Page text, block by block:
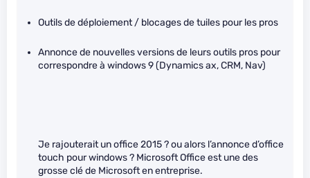
Outils de déploiement / blocages de tuiles pour les pros
Annonce de nouvelles versions de leurs outils pros pour
correspondre à windows 9 (Dynamics ax, CRM, Nav)
Je rajouterait un office 2015 ? ou alors l’annonce d’office
touch pour windows ? Microsoft Office est une des
grosse clé de Microsoft en entreprise.